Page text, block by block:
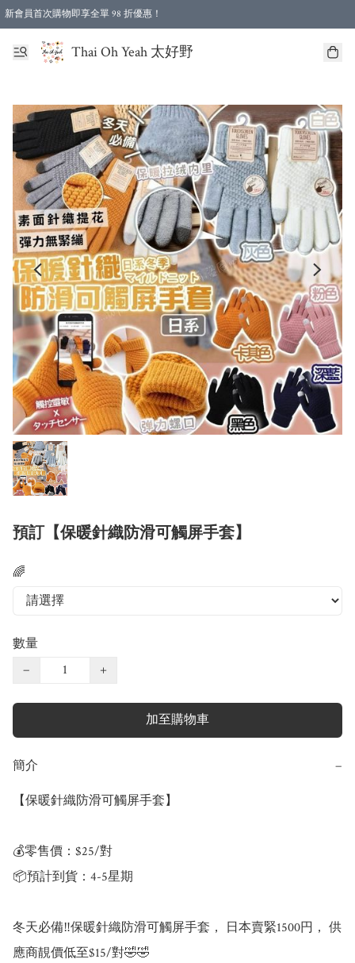
新會員首次購物即享全單 98 折優惠！
特選會員可享全單低至 96 折優惠！
Thai Oh Yeah 太好野
預訂【保暖針織防滑可觸屏手套】
🌈
數量
−
+
加至購物車
簡介 −
【保暖針織防滑可觸屏手套】
💰零售價：$25/對
📦預計到貨：4-5星期
冬天必備‼️保暖針織防滑可觸屏手套， 日本賣緊1500円， 供
應商靚價低至$15/對🤣🤣